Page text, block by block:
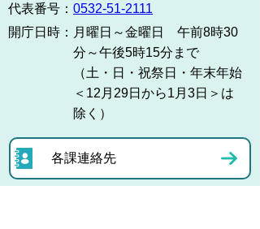
代表番号： 0532-51-2111
開庁日時： 月曜日～金曜日 午前8時30
分～午後5時15分まで
（土・日・祝祭日・年末年始
＜12月29日から1月3日＞は
除く）
各課連絡先